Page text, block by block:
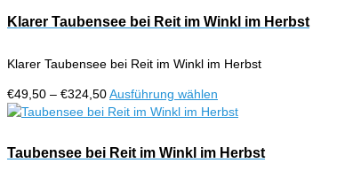
Produktseite
werden
€324,50
mehrere
Varianten
Die
können
auf
Produktseite
Klarer Taubensee bei Reit im Winkl im Herbst
Klarer Taubensee bei Reit im Winkl im Herbst
€49,50 – €324,50Preisspanne:
€49,50
€324,50
Ausführung wählen
Produkt
mehrere
Varianten
Taubensee bei Reit im Winkl im Herbst